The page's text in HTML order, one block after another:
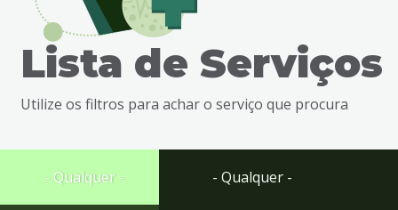
busca
Ir
Lista de Serviços
Utilize os filtros para achar o serviço que procura
- Qualquer - - Qualquer -